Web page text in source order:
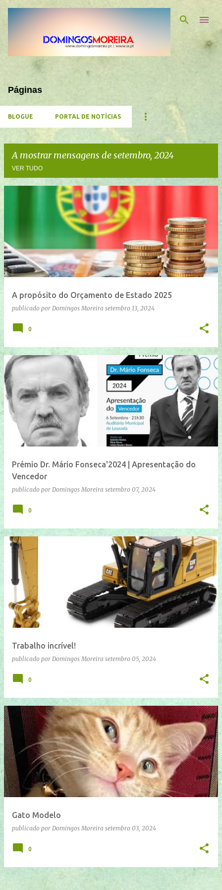
Avançar para o conteúdo principal
Páginas
BLOGUE PORTAL DE NOTÍCIAS
A mostrar mensagens de setembro, 2024
VER TUDO
s
a
g
A propósito do Orçamento de Estado 2025
publicado por Domingos Moreira setembro 13, 2024
0
Prémio Dr. Mário Fonseca'2024 | Apresentação do
Vencedor
publicado por Domingos Moreira setembro 07, 2024
0
Trabalho incrível!
publicado por Domingos Moreira setembro 05, 2024
0
Gato Modelo
publicado por Domingos Moreira setembro 03, 2024
0